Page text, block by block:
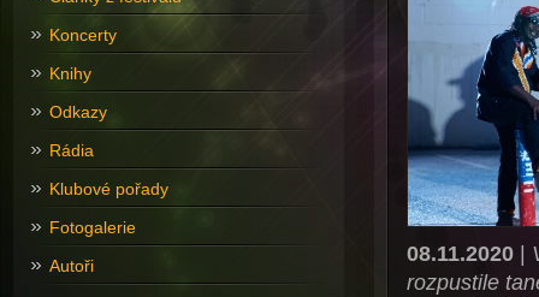
08.11.2020|
rozpustile
Koncerty
Knihy
Odkazy
Rádia
Klubové pořady
Fotogalerie
Autoři